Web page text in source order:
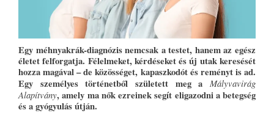
Egy méhnyakrák-diagnózis nemcsak a testet, hanem az egész
életet felforgatja. Félelmeket, kérdéseket és új utak keresését
hozza magával – de közösséget, kapaszkodót és reményt is ad.
Egy személyes történetből született meg a Mályvavirág
Alapítvány, amely ma nők ezreinek segít eligazodni a betegség
és a gyógyulás útján.